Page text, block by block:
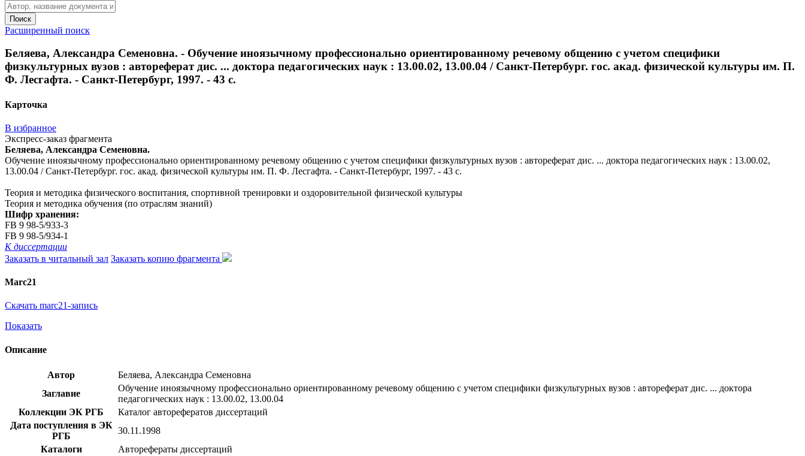
Поиск
Расширенный поиск
Беляева, Александра Семеновна. - Обучение иноязычному профессионально ориентированному речевому общению с учетом специфики
физкультурных вузов : автореферат дис. ... доктора педагогических наук : 13.00.02, 13.00.04 / Санкт-Петербург. гос. акад. физической культуры им. П.
Ф. Лесгафта. - Санкт-Петербург, 1997. - 43 с.
Карточка
В избранное
Экспресс-заказ фрагмента
Беляева, Александра Семеновна.
Обучение иноязычному профессионально ориентированному речевому общению с учетом специфики физкультурных вузов : автореферат дис. ... доктора педагогических наук : 13.00.02,
13.00.04 / Санкт-Петербург. гос. акад. физической культуры им. П. Ф. Лесгафта. - Санкт-Петербург, 1997. - 43 с.
Теория и методика физического воспитания, спортивной тренировки и оздоровительной физической культуры
Теория и методика обучения (по отраслям знаний)
Шифр хранения:
FB 9 98-5/933-3
FB 9 98-5/934-1
К диссертации
Заказать в читальный зал Заказать копию фрагмента
Marc21
Скачать marc21-запись
Показать
Описание
Автор
Беляева, Александра Семеновна
Заглавие
Обучение иноязычному профессионально ориентированному речевому общению с учетом специфики физкультурных вузов : автореферат дис. ... доктора
педагогических наук : 13.00.02, 13.00.04
Коллекции ЭК РГБ
Каталог авторефератов диссертаций
Дата поступления в ЭК
РГБ
30.11.1998
Каталоги
Авторефераты диссертаций